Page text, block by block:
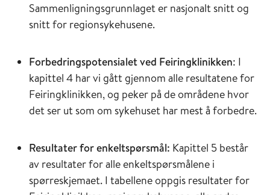
Sammenligningsgrunnlaget er nasjonalt snitt og
snitt for regionsykehusene.
Forbedringspotensialet ved Feiringklinikken: I
kapittel 4 har vi gått gjennom alle resultatene for
Feiringklinikken, og peker på de områdene hvor
det ser ut som om sykehuset har mest å forbedre.
Resultater for enkeltspørsmål: Kapittel 5 består
av resultater for alle enkeltspørsmålene i
spørreskjemaet. I tabellene oppgis resultater for